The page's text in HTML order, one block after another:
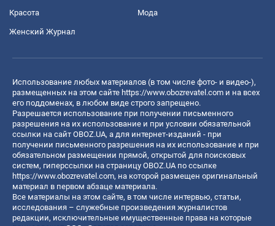
Красота Мода
Женский Журнал
Использование любых материалов (в том числе фото- и видео-),
размещенных на этом сайте https://www.obozrevatel.com и на всех
его поддоменах, в любом виде строго запрещено.
Разрешается использование при получении письменного
разрешения на их использование и при условии обязательной
ссылки на сайт OBOZ.UA, а для интернет-изданий - при
получении письменного разрешения на их использование и при
обязательном размещении прямой, открытой для поисковых
систем, гиперссылки на страницу OBOZ.UA по ссылке
https://www.obozrevatel.com, на которой размещен оригинальный
материал в первом абзаце материала.
Все материалы на этом сайте, в том числе интервью, статьи,
исследования – служебные произведения журналистов
редакции, исключительные имущественные права на которые